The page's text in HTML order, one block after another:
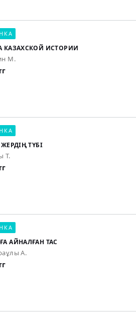
КАЗАХСКОЙ ИСТОРИИ
М.
ТҮБІ
Т.
АЙНАЛҒАН ТАС
А.